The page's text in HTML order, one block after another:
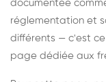
documentée
réglementation et
différents — c'est
page dédiée aux